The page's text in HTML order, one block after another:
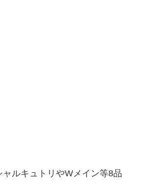
ルキュトリやWメイン等8品